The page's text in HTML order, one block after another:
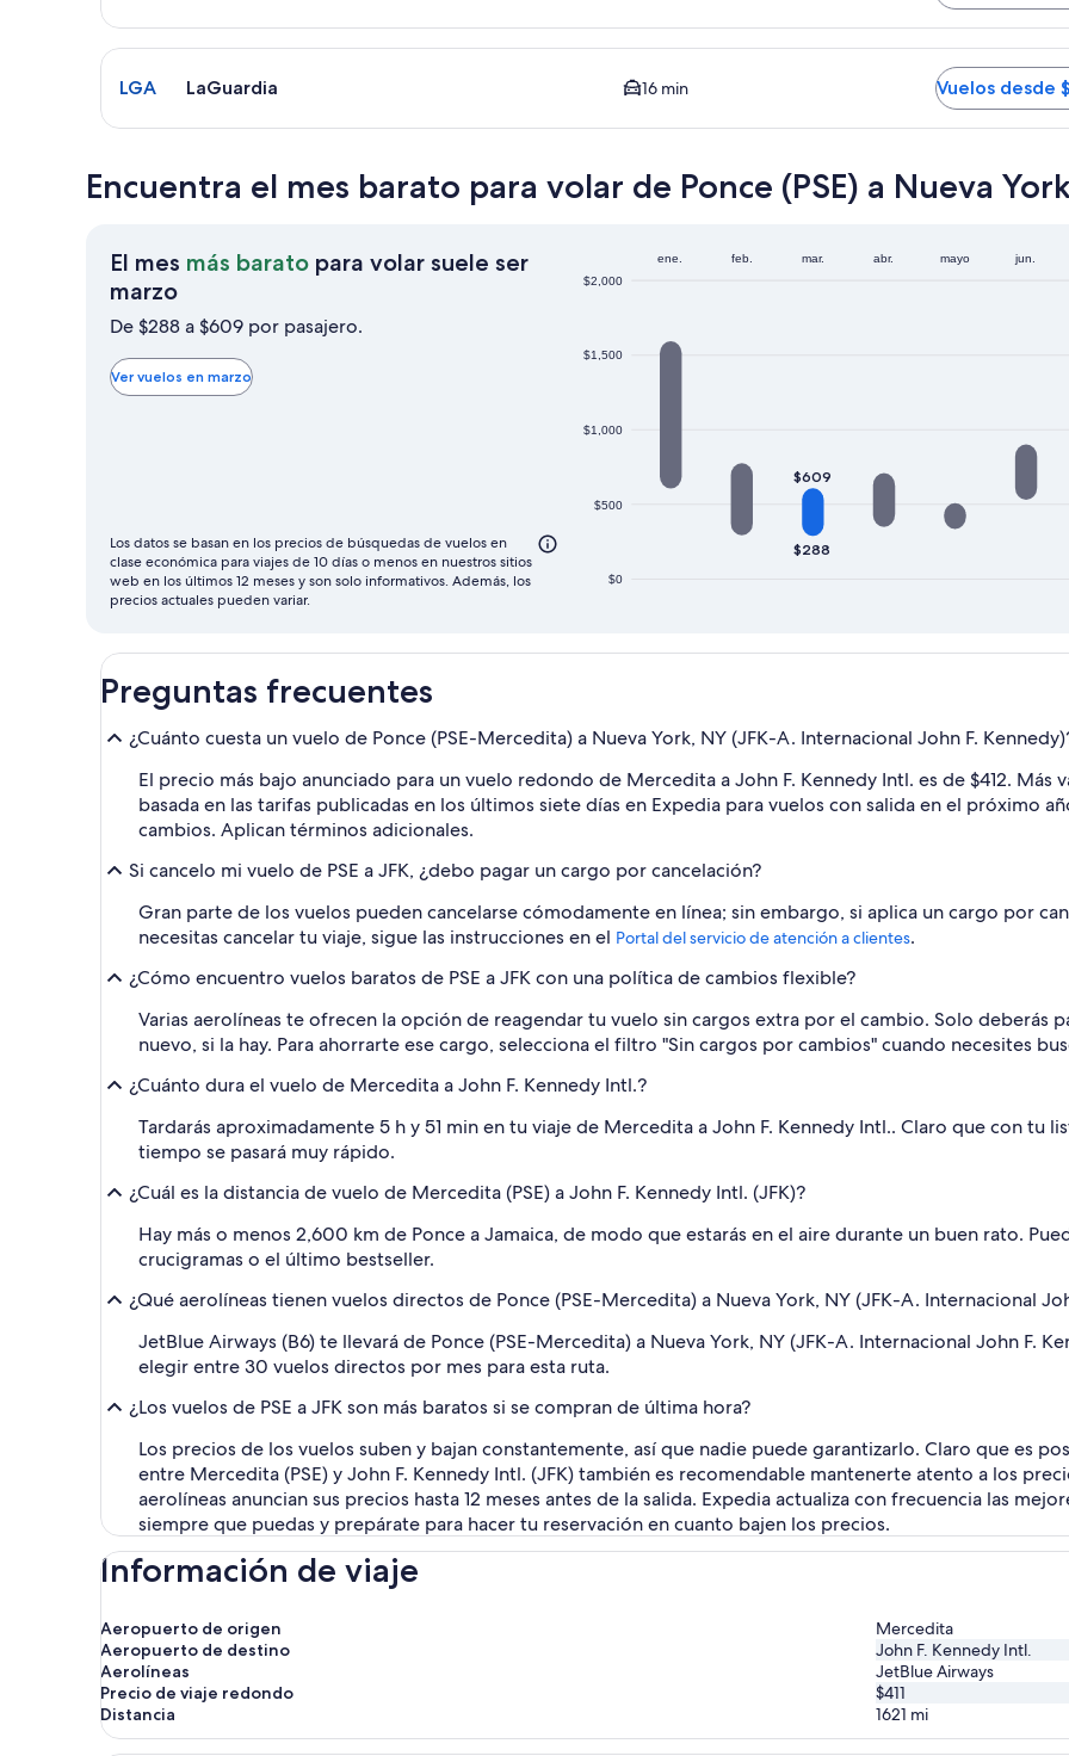
Seleccionar vuelo a LaGuardia LGA. El tiempo promedio del trayecto en auto al centro es de 16 minutos. Vuelos
LGA LaGuardia 16 min Vuelos desde
Encuentra el mes barato para volar de Ponce (PSE) a Nueva
El mes más barato para volar suele ser
marzoEl
mes
barato
para
De $288 a $609 por pasajero.
Ver vuelos en marzo
$0
$500
$1,000
$1,500
$2,000
ene. feb. mar. abr. mayo jun.
$288
$609
Los datos se basan en los precios de búsquedas de vuelos en
clase económica para viajes de 10 días o menos en nuestros sitios
web en los últimos 12 meses y son solo informativos. Además, los
precios actuales pueden variar.
Preguntas frecuentes
¿Cuánto cuesta un vuelo de Ponce (PSE-Mercedita) a Nueva York, NY (JFK-A. Internacional John F.
El precio más bajo anunciado para un vuelo redondo de Mercedita a John F. Kennedy Intl. es de $412.
basada en las tarifas publicadas en los últimos siete días en Expedia para vuelos con salida en el próximo
cambios. Aplican términos adicionales.
Si cancelo mi vuelo de PSE a JFK, ¿debo pagar un cargo por cancelación?
Gran parte de los vuelos pueden cancelarse cómodamente en línea; sin embargo, si aplica un cargo por
necesitas cancelar tu viaje, sigue las instrucciones en el Portal del servicio de atención a clientes.
¿Cómo encuentro vuelos baratos de PSE a JFK con una política de cambios flexible?
Varias aerolíneas te ofrecen la opción de reagendar tu vuelo sin cargos extra por el cambio. Solo deberás
nuevo, si la hay. Para ahorrarte ese cargo, selecciona el filtro "Sin cargos por cambios" cuando necesites
¿Cuánto dura el vuelo de Mercedita a John F. Kennedy Intl.?
Tardarás aproximadamente 5 h y 51 min en tu viaje de Mercedita a John F. Kennedy Intl.. Claro que con tu
tiempo se pasará muy rápido.
¿Cuál es la distancia de vuelo de Mercedita (PSE) a John F. Kennedy Intl. (JFK)?
Hay más o menos 2,600 km de Ponce a Jamaica, de modo que estarás en el aire durante un buen rato.
crucigramas o el último bestseller.
¿Qué aerolíneas tienen vuelos directos de Ponce (PSE-Mercedita) a Nueva York, NY (JFK-A. Internacional
JetBlue Airways (B6) te llevará de Ponce (PSE-Mercedita) a Nueva York, NY (JFK-A. Internacional John F.
elegir entre 30 vuelos directos por mes para esta ruta.
¿Los vuelos de PSE a JFK son más baratos si se compran de última hora?
Los precios de los vuelos suben y bajan constantemente, así que nadie puede garantizarlo. Claro que es
entre Mercedita (PSE) y John F. Kennedy Intl. (JFK) también es recomendable mantenerte atento a los
aerolíneas anuncian sus precios hasta 12 meses antes de la salida. Expedia actualiza con frecuencia las
siempre que puedas y prepárate para hacer tu reservación en cuanto bajen los precios.
Información de viaje
Aeropuerto de origen
Mercedita
Aeropuerto de destino
John F. Kennedy Intl.
Aerolíneas
JetBlue Airways
Precio de viaje redondo
$411
Distancia
1621 mi